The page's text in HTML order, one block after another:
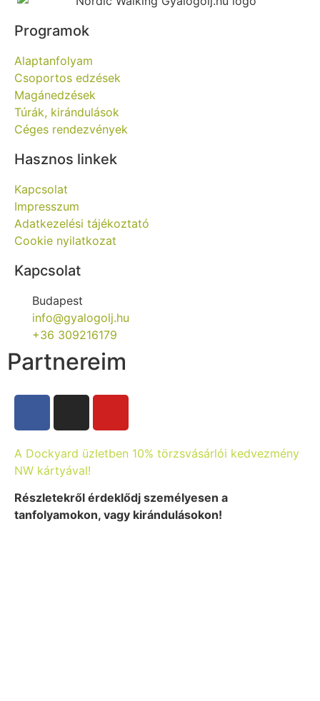
Programok
Alaptanfolyam
Csoportos edzések
Magánedzések
Túrák, kirándulások
Céges rendezvények
Hasznos linkek
Kapcsolat
Impresszum
Adatkezelési tájékoztató
Cookie nyilatkozat
Kapcsolat
Budapest
info@gyalogolj.hu
+36 309216179
Partnereim
A Dockyard üzletben 10% törzsvásárlói kedvezmény
NW kártyával!
Részletekről érdeklődj személyesen a
tanfolyamokon, vagy kirándulásokon!